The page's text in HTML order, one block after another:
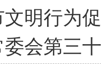
明行为
会第三